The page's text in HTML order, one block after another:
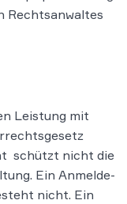
Rechtsanwaltes
Leistung mit
schützt nicht die
Ein Anmelde-
nicht. Ein